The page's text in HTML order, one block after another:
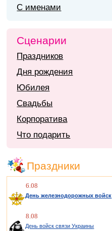
С именами
Сценарии
Праздников
Дня рождения
Юбилея
Свадьбы
Корпоратива
Что подарить
Праздники
6.08
День железнодорожных войск
8.08
День войск связи Украины